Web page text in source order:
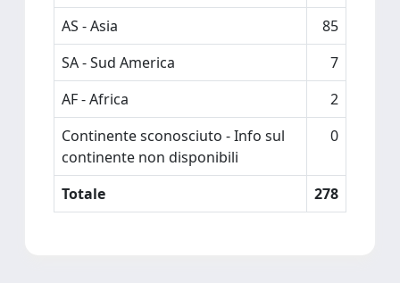
AS - Asia
85
SA - Sud America
7
AF - Africa
2
Continente sconosciuto - Info sul
continente non disponibili
0
Totale 278